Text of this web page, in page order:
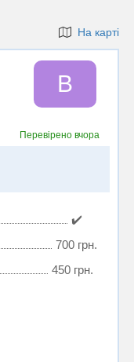
На карті
B
Перевірено вчора
✔️
700 грн.
450 грн.